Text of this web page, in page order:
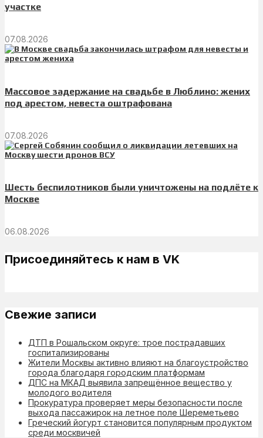
участке
07.08.2026
Массовое задержание на свадьбе в Люблино: жених
под арестом, невеста оштрафована
07.08.2026
Шесть беспилотников были уничтожены на подлёте к
Москве
06.08.2026
Присоединяйтесь к нам в VK
Свежие записи
ДТП в Рошальском округе: трое пострадавших
госпитализированы
Жители Москвы активно влияют на благоустройство
города благодаря городским платформам
ДПС на МКАД выявила запрещённое вещество у
молодого водителя
Прокуратура проверяет меры безопасности после
выхода пассажирок на летное поле Шереметьево
Греческий йогурт становится популярным продуктом
среди москвичей